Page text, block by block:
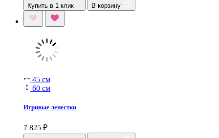
Купить в 1 клик В корзину
45 см
60 см
Игривые лепестки
7 825 ₽